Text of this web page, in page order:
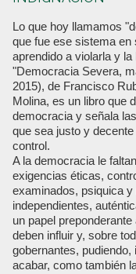
Lo que hoy llamamos
que fue ese sistema
aprendido a violarla y
"Democracia Severa,
2015), de Francisco
Molina, es un libro que
democracia y señala
que sea justo y
control.
A la democracia le
exigencias éticas,
examinados, psiquica
independientes,
un papel
deben influir y, sobre
gobernantes,
acabar, como también